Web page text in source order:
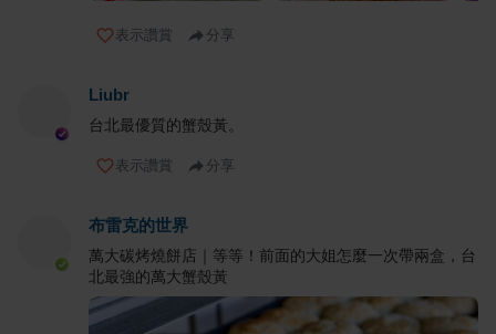
表示讚賞 分享
Liubr
台北最優質的蟹殼黃。
表示讚賞 分享
布雷克的世界
萬大碳烤燒餅店｜等等！前面的大姐怎麼一次帶兩盒，台
北最強的萬大蟹殼黃